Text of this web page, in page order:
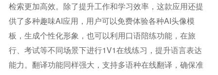
检索更加高效。除了提升工作和学习效率，这款应用还提
供了多种趣味AI应用，用户可以免费体验各种AI头像模
板，生成个性化形象，也可以利用口语陪练功能，在旅
行、考试等不同场景下进行1V1在线练习，提升语言表达
能力。翻译功能同样强大，支持多语种在线翻译，确保准